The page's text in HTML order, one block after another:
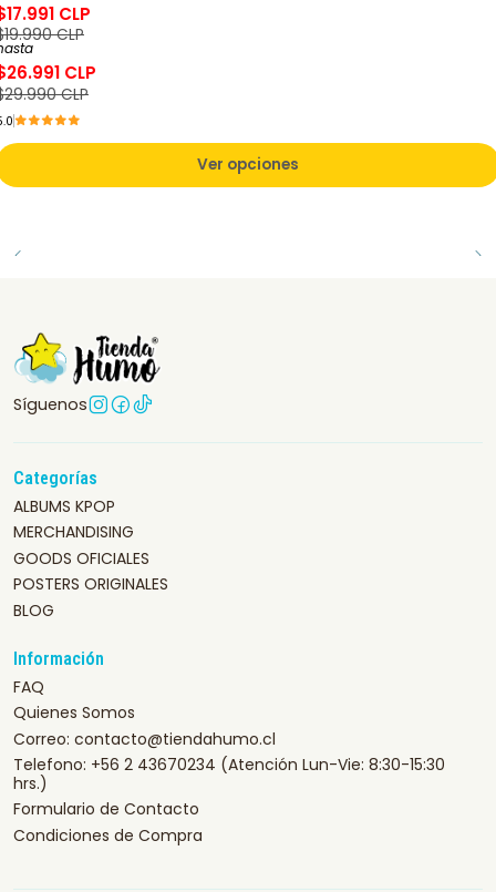
CLP
CLP
CLP
CLP
Ver opciones
Síguenos
Categorías
ALBUMS KPOP
MERCHANDISING
GOODS OFICIALES
POSTERS ORIGINALES
BLOG
Información
FAQ
Quienes Somos
Correo: contacto@tiendahumo.cl
Telefono: +56 2 43670234 (Atención Lun-Vie: 8:30-15:30
hrs.)
Formulario de Contacto
Condiciones de Compra